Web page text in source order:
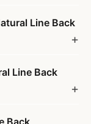
Line Back
Line Back
Back